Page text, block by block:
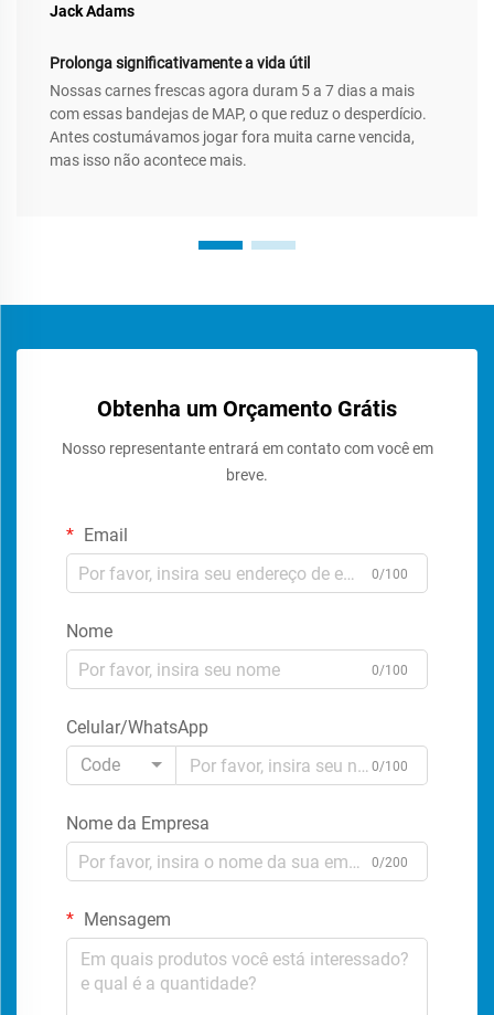
Jack Adams
Prolonga significativamente a vida útil
Nossas carnes frescas agora duram 5 a 7 dias a mais
com essas bandejas de MAP, o que reduz o desperdício.
Antes costumávamos jogar fora muita carne vencida,
mas isso não acontece mais.
Obtenha um Orçamento Grátis
Nosso representante entrará em contato com você em
breve.
Email
0/100
Nome
0/100
Celular/WhatsApp
Code
0/100
Nome da Empresa
0/200
Mensagem